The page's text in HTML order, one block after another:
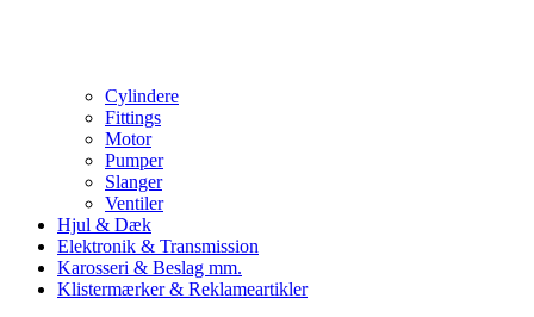
Cylindere
Fittings
Motor
Pumper
Slanger
Ventiler
Hjul & Dæk
Elektronik & Transmission
Karosseri & Beslag mm.
Klistermærker & Reklameartikler